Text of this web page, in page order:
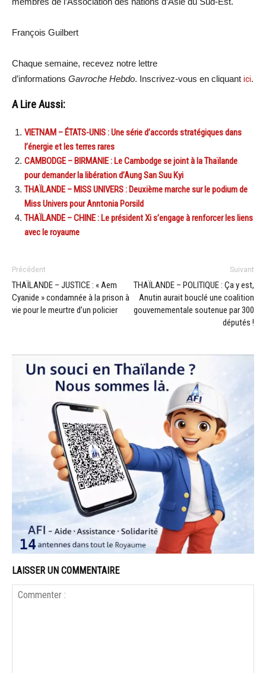
François Guilbert
Chaque semaine, recevez notre lettre
d’informations Gavroche Hebdo. Inscrivez-vous en cliquant ici.
A Lire Aussi:
VIETNAM – ÉTATS-UNIS : Une série d’accords stratégiques dans
l’énergie et les terres rares
CAMBODGE – BIRMANIE : Le Cambodge se joint à la Thaïlande
pour demander la libération d’Aung San Suu Kyi
THAÏLANDE – MISS UNIVERS : Deuxième marche sur le podium de
Miss Univers pour Anntonia Porsild
THAÏLANDE – CHINE : Le président Xi s’engage à renforcer les liens
avec le royaume
Précédent
THAÏLANDE – JUSTICE : « Aem
Cyanide » condamnée à la prison à
vie pour le meurtre d’un policier
Suivant
THAÏLANDE – POLITIQUE : Ça y est,
Anutin aurait bouclé une coalition
gouvernementale soutenue par 300
députés !
LAISSER UN COMMENTAIRE